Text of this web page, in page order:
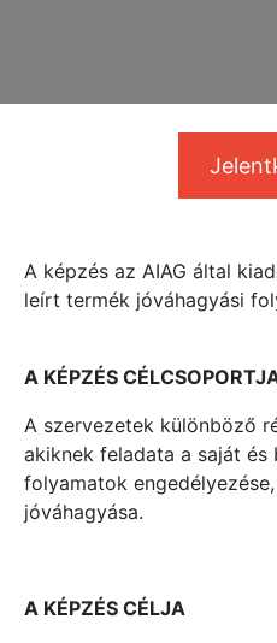
A képzés az AIAG által
leírt termék jóváhagyási
A KÉPZÉS
A szervezetek különböző
akiknek feladata a saját
folya­matok
jóváhagyása.
A KÉPZÉS CÉLJA